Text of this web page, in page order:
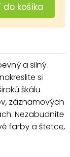
do košíka
a silný.
si
škálu
záznamových
Nezabudnite
farby a štetce,